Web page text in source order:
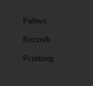
Paliwo
Rocznik
Przebieg